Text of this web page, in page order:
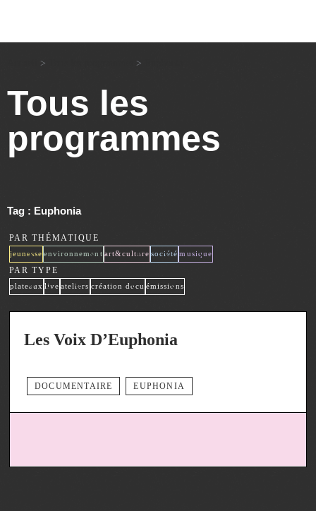
> >
Tous les
programmes
Tag : Euphonia
PAR THÉMATIQUE
jeunesse
x environnement
x art&culture
x société
x musique
x
PAR TYPE
plateaux
x live
x ateliers
x création docu
x émissions
x
Les Voix D’Euphonia
DOCUMENTAIRE EUPHONIA